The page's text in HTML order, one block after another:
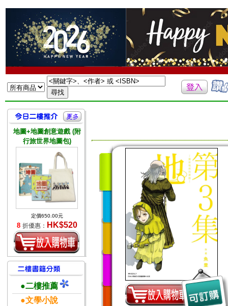
地圖+地圖創意遊戲 (附
行旅世界地圖包)
定價650.00元
8 折優惠： HK$520
●二樓推薦
●文學小說